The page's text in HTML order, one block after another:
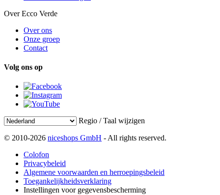
Over Ecco Verde
Over ons
Onze groep
Contact
Volg ons op
Regio / Taal wijzigen
© 2010-2026 niceshops GmbH - All rights reserved.
Colofon
Privacybeleid
Algemene voorwaarden en herroepingsbeleid
Toegankelijkheidsverklaring
Instellingen voor gegevensbescherming